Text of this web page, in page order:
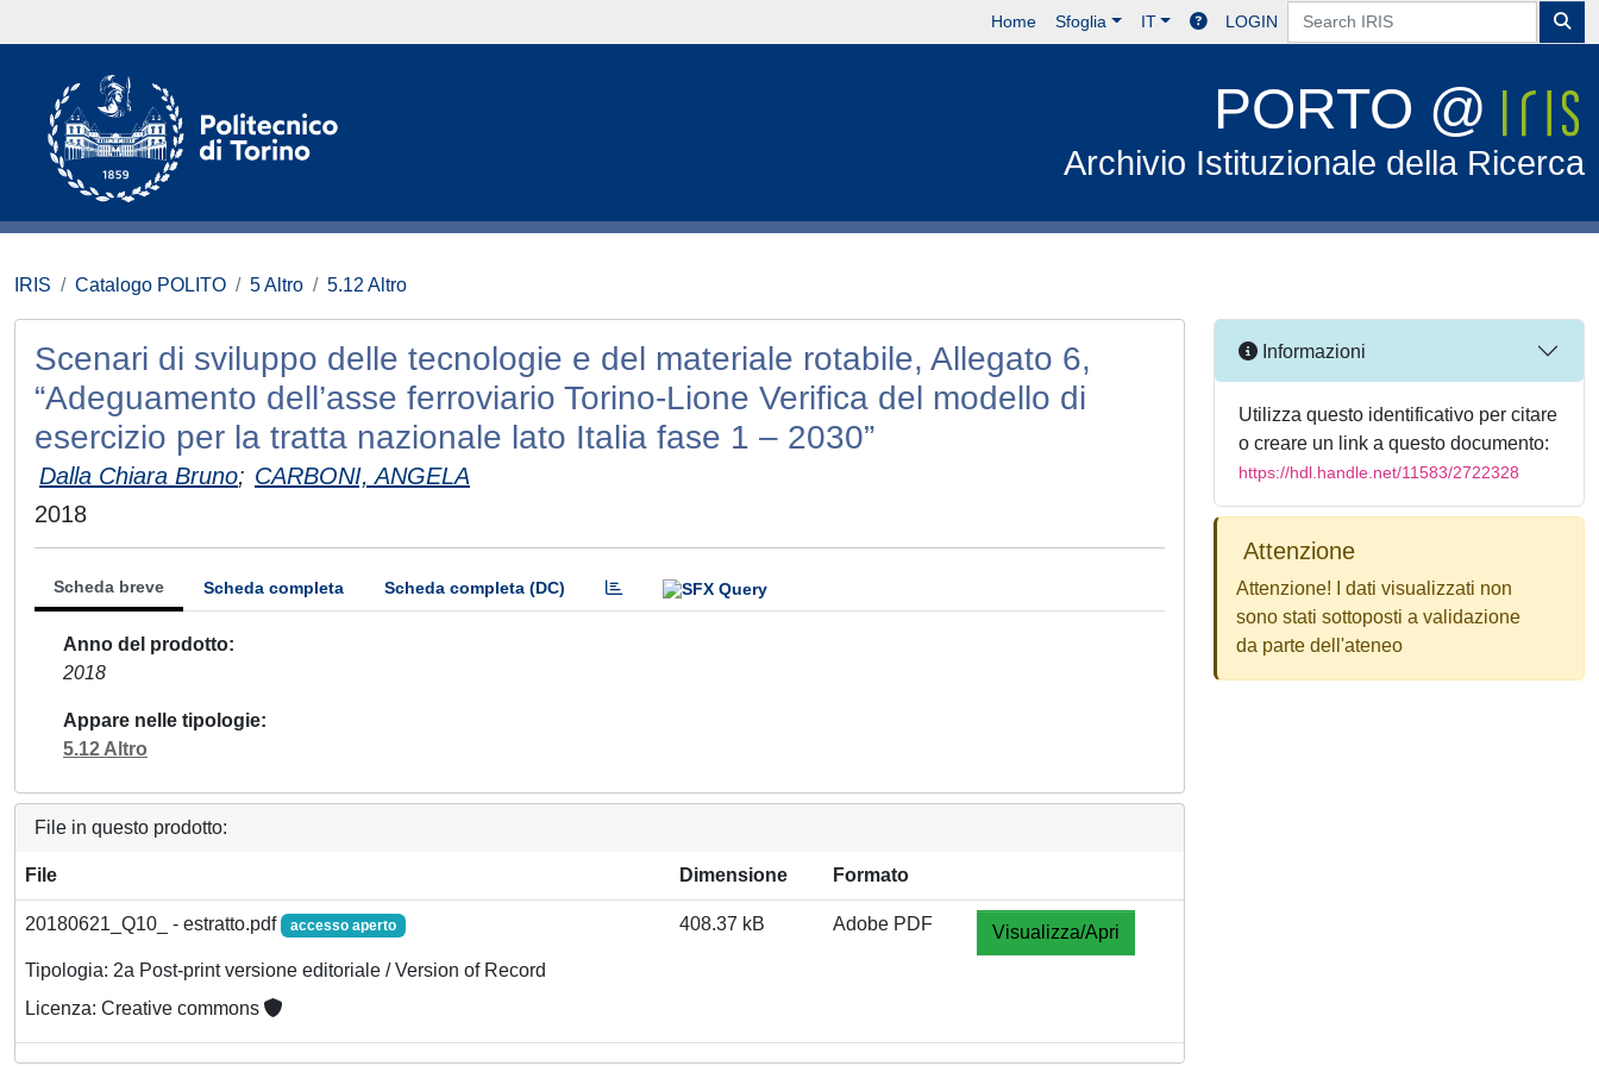
Home Sfoglia IT LOGIN
PORTO @
Archivio Istituzionale della Ricerca
IRIS Catalogo POLITO 5 Altro 5.12 Altro
Scenari di sviluppo delle tecnologie e del materiale rotabile, Allegato 6,
“Adeguamento dell’asse ferroviario Torino-Lione Verifica del modello di
esercizio per la tratta nazionale lato Italia fase 1 – 2030”
Dalla Chiara Bruno; CARBONI, ANGELA
2018
Scheda breve Scheda completa Scheda completa (DC)
Anno del prodotto
2018
Appare nelle tipologie
5.12 Altro
File in questo prodotto:
File Dimensione Formato
20180621_Q10_ - estratto.pdf accesso aperto
Tipologia: 2a Post-print versione editoriale / Version of Record
Licenza: Creative commons
408.37 kB Adobe PDF Visualizza/Apri
Informazioni
Utilizza questo identificativo per citare
o creare un link a questo documento:
https://hdl.handle.net/11583/2722328
Attenzione
Attenzione! I dati visualizzati non
sono stati sottoposti a validazione
da parte dell'ateneo